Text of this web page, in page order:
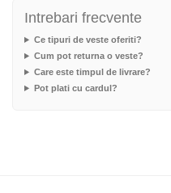
Intrebari frecvente
Ce tipuri de veste oferiti?
Cum pot returna o veste?
Care este timpul de livrare?
Pot plati cu cardul?